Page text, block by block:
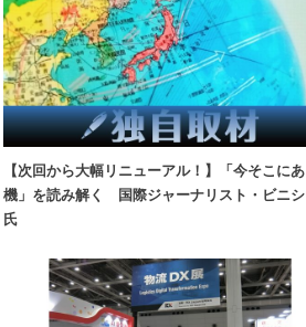
【次回から大幅リニューアル！】「今そこに
機」を読み解く 国際ジャーナリスト・ビニ
氏